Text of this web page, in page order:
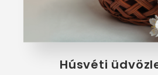
Húsvéti